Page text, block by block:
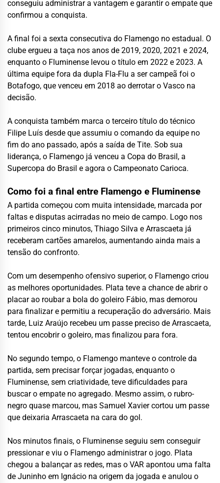
conseguiu administrar a vantagem e garantir o empate que
confirmou a conquista.
A final foi a sexta consecutiva do Flamengo no estadual. O
clube ergueu a taça nos anos de 2019, 2020, 2021 e 2024,
enquanto o Fluminense levou o título em 2022 e 2023. A
última equipe fora da dupla Fla-Flu a ser campeã foi o
Botafogo, que venceu em 2018 ao derrotar o Vasco na
decisão.
A conquista também marca o terceiro título do técnico
Filipe Luís desde que assumiu o comando da equipe no
fim do ano passado, após a saída de Tite. Sob sua
liderança, o Flamengo já venceu a Copa do Brasil, a
Supercopa do Brasil e agora o Campeonato Carioca.
Como foi a final entre Flamengo e Fluminense
A partida começou com muita intensidade, marcada por
faltas e disputas acirradas no meio de campo. Logo nos
primeiros cinco minutos, Thiago Silva e Arrascaeta já
receberam cartões amarelos, aumentando ainda mais a
tensão do confronto.
Com um desempenho ofensivo superior, o Flamengo criou
as melhores oportunidades. Plata teve a chance de abrir o
placar ao roubar a bola do goleiro Fábio, mas demorou
para finalizar e permitiu a recuperação do adversário. Mais
tarde, Luiz Araújo recebeu um passe preciso de Arrascaeta,
tentou encobrir o goleiro, mas finalizou para fora.
No segundo tempo, o Flamengo manteve o controle da
partida, sem precisar forçar jogadas, enquanto o
Fluminense, sem criatividade, teve dificuldades para
buscar o empate no agregado. Mesmo assim, o rubro-
negro quase marcou, mas Samuel Xavier cortou um passe
que deixaria Arrascaeta na cara do gol.
Nos minutos finais, o Fluminense seguiu sem conseguir
pressionar e viu o Flamengo administrar o jogo. Plata
chegou a balançar as redes, mas o VAR apontou uma falta
de Juninho em Ignácio na origem da jogada e anulou o